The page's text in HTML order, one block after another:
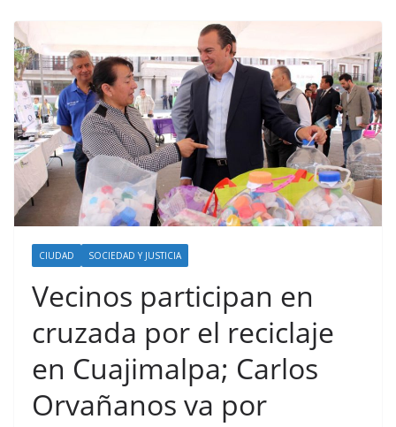
CIUDAD SOCIEDAD Y JUSTICIA
Vecinos participan en
cruzada por el reciclaje
en Cuajimalpa; Carlos
Orvañanos va por